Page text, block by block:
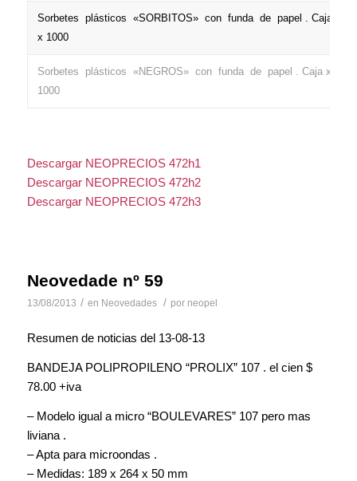
Sorbetes plásticos «SORBITOS» con funda de papel . Caja
x 1000
Sorbetes plásticos «NEGROS» con funda de papel . Caja x
1000
Descargar NEOPRECIOS 472h1
Descargar NEOPRECIOS 472h2
Descargar NEOPRECIOS 472h3
Neovedade nº 59
13/08/2013 / en Neovedades / por neopel
Resumen de noticias del 13-08-13
BANDEJA POLIPROPILENO “PROLIX” 107 . el cien $
78.00 +iva
– Modelo igual a micro “BOULEVARES” 107 pero mas
liviana .
– Apta para microondas .
– Medidas: 189 x 264 x 50 mm